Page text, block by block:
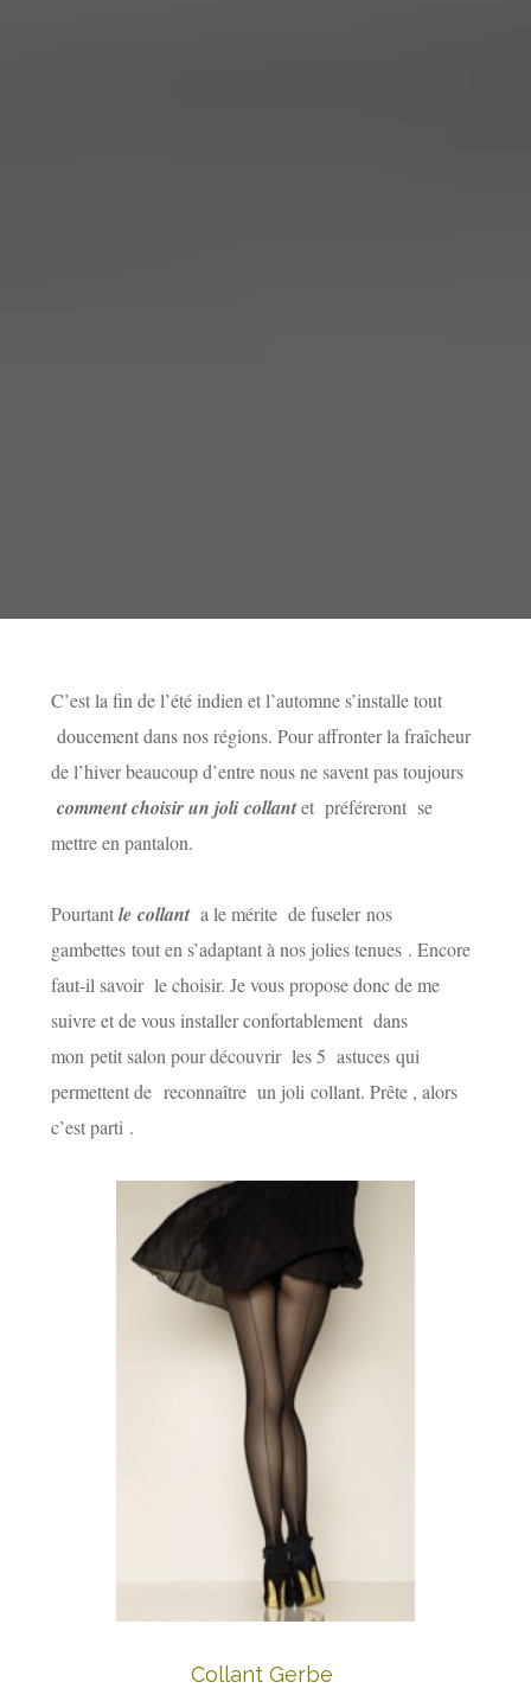
C’est la fin de l’été indien et l’automne s’installe tout
doucement dans nos régions. Pour affronter la fraîcheur
de l’hiver beaucoup d’entre nous ne savent pas toujours
comment choisir un joli collant et préféreront se
mettre en pantalon.
Pourtantle collant a le mérite de fuseler nos
gambettes tout en s’adaptant à nos jolies tenues . Encore
faut-il savoir le choisir. Je vous propose donc de me
suivre et de vous installer confortablement dans
mon petit salon pour découvrir les 5 astuces qui
permettent de reconnaître un joli collant. Prête , alors
c’est parti .
Collant Gerbe